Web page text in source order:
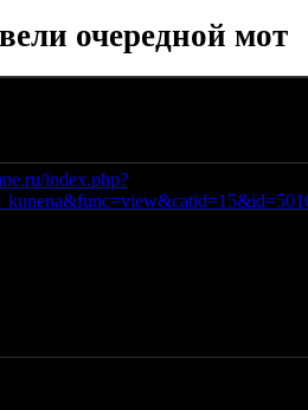
очередной мот
index.php?